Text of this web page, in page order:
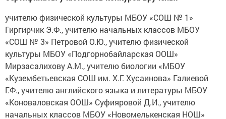
учителю физической культуры МБОУ «СОШ № 1»
Гиргирчик Э.Ф., учителю начальных классов МБОУ
«СОШ № 3» Петровой О.Ю., учителю физической
культуры МБОУ «Подгорнобайларская ООШ»
Мирзасалихову А.М., учителю биологии «МБОУ
«Кузембетьевская СОШ им. Х.Г. Хусаинова» Галиевой
Г.Ф., учителю английского языка и литературы МБОУ
«Коноваловская ООШ» Суфияровой Д.И., учителю
начальных классов МБОУ «Новомелькенская НОШ»